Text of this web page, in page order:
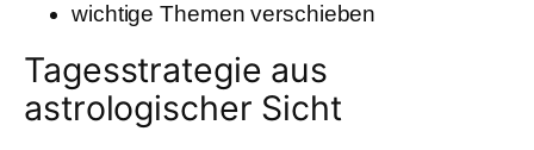
wichtige Themen verschieben
Tagesstrategie aus
astrologischer Sicht